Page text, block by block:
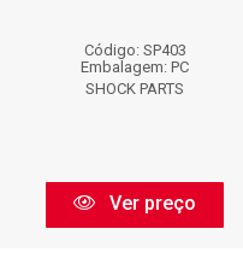
Código: SP403
Embalagem: PC
SHOCK PARTS
Ver preço